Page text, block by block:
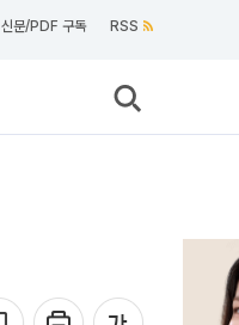
신문/PDF 구독 RSS